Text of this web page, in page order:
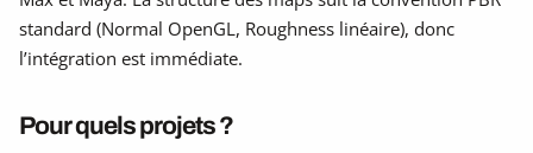
standard (Normal OpenGL, Roughness linéaire), donc
l’intégration est immédiate.
Pour quels projets ?